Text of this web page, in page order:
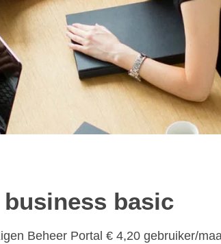
basic
Beheer Portal € 4,20 gebruiker/